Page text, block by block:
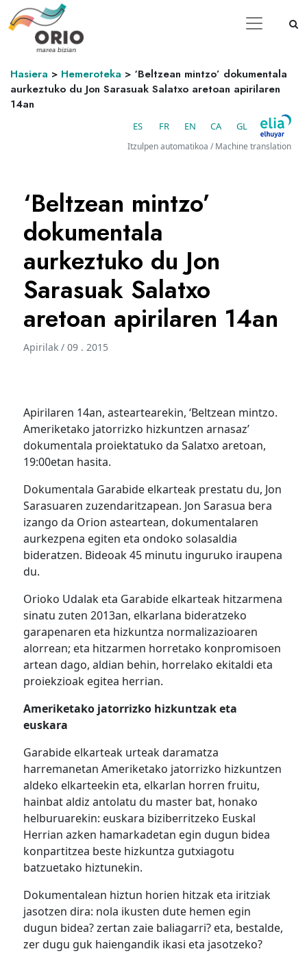
Hasiera > Hemeroteka > ‘Beltzean mintzo’ dokumentala
aurkeztuko du Jon Sarasuak Salatxo aretoan apirilaren
14an
ES FR EN CA GL
Itzulpen automatikoa / Machine translation
‘Beltzean mintzo’
dokumentala
aurkeztuko du Jon
Sarasuak Salatxo
aretoan apirilaren 14an
Apirilak / 09 . 2015
Apirilaren 14an, asteartearekin, ‘Beltzean mintzo.
Ameriketako jatorrizko hizkuntzen arnasaz’
dokumentala proiektatuko da Salatxo aretoan,
19:00etan hasita.
Dokumentala Garabide elkarteak prestatu du, Jon
Sarasuaren zuzendaritzapean. Jon Sarasua bera
izango da Orion asteartean, dokumentalaren
aurkezpena egiten eta ondoko solasaldia
bideratzen. Bideoak 45 minutu inguruko iraupena
du.
Orioko Udalak eta Garabide elkarteak hitzarmena
sinatu zuten 2013an, elkarlana bideratzeko
garapenaren eta hizkuntza normalizazioaren
alorrean; eta hitzarmen horretako konpromisoen
artean dago, aldian behin, horrelako ekitaldi eta
proiekzioak egitea herrian.
Ameriketako jatorrizko hizkuntzak eta
euskara
Garabide elkarteak urteak daramatza
harremanetan Ameriketako jatorrizko hizkuntzen
aldeko elkarteekin eta, elkarlan horren fruitu,
hainbat aldiz antolatu du master bat, honako
helburuarekin: euskara biziberritzeko Euskal
Herrian azken hamarkadetan egin dugun bidea
konpartitzea beste hizkuntza gutxiagotu
batzuetako hiztunekin.
Dokumentalean hiztun horien hitzak eta iritziak
jasotzen dira: nola ikusten dute hemen egin
dugun bidea? zertan zaie baliagarri? eta, bestalde,
zer dugu guk haiengandik ikasi eta jasotzeko?